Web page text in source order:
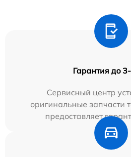
Гарантия до
Сервисный центр
оригинальные запчасти
предоставляет